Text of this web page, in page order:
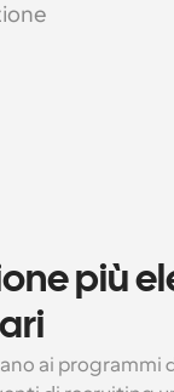
più
ai programmi